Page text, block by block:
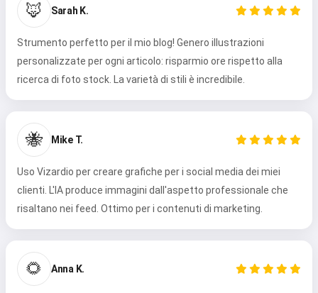
🦊 Sarah K.
Strumento perfetto per il mio blog! Genero illustrazioni
personalizzate per ogni articolo: risparmio ore rispetto alla
ricerca di foto stock. La varietà di stili è incredibile.
🐝 Mike T.
Uso Vizardio per creare grafiche per i social media dei miei
clienti. L'IA produce immagini dall'aspetto professionale che
risaltano nei feed. Ottimo per i contenuti di marketing.
🌻 Anna K.